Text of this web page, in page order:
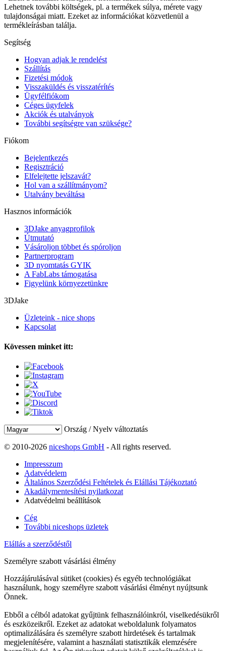
Lehetnek további költségek, pl. a termékek súlya, mérete vagy
tulajdonságai miatt. Ezeket az információkat közvetlenül a
termékleírásban találja.
Segítség
Hogyan adjak le rendelést
Szállítás
Fizetési módok
Visszaküldés és visszatérítés
Ügyfélfiókom
Céges ügyfelek
Akciók és utalványok
További segítségre van szüksége?
Fiókom
Bejelentkezés
Regisztráció
Elfelejtette jelszavát?
Hol van a szállítmányom?
Utalvány beváltása
Hasznos információk
3DJake anyagprofilok
Útmutató
Vásároljon többet és spóroljon
Partnerprogram
3D nyomtatás GYIK
A FabLabs támogatása
Figyelünk környezetünkre
3DJake
Üzleteink - nice shops
Kapcsolat
Kövessen minket itt:
Ország / Nyelv változtatás
© 2010-2026 niceshops GmbH - All rights reserved.
Impresszum
Adatvédelem
Általános Szerződési Feltételek és Elállási Tájékoztató
Akadálymentesítési nyilatkozat
Adatvédelmi beállítások
Cég
További niceshops üzletek
Elállás a szerződéstől
Személyre szabott vásárlási élmény
Hozzájárulásával sütiket (cookies) és egyéb technológiákat
használunk, hogy személyre szabott vásárlási élményt nyújtsunk
Önnek.
Ebből a célból adatokat gyűjtünk felhasználóinkról, viselkedésükről
és eszközeikről. Ezeket az adatokat weboldalunk folyamatos
optimalizálására és személyre szabott hirdetések és tartalmak
megjelenítésére, valamint a használati statisztikák elemzésére